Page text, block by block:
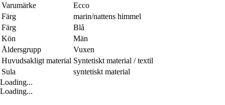
Varumärke
Ecco
Färg
marin/nattens himmel
Färg
Blå
Kön
Män
Åldersgrupp
Vuxen
Huvudsakligt material Syntetiskt material / textil
Sula
syntetiskt material
Loading...
Loading...